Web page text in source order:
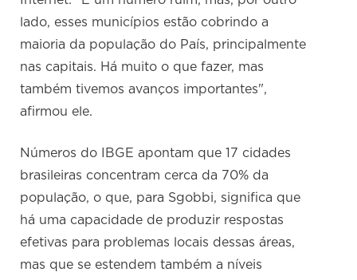
lado, esses municípios estão cobrindo a
maioria da população do País, principalmente
nas capitais. Há muito o que fazer, mas
também tivemos avanços importantes",
afirmou ele.
Números do IBGE apontam que 17 cidades
brasileiras concentram cerca da 70% da
população, o que, para Sgobbi, significa que
há uma capacidade de produzir respostas
efetivas para problemas locais dessas áreas,
mas que se estendem também a níveis